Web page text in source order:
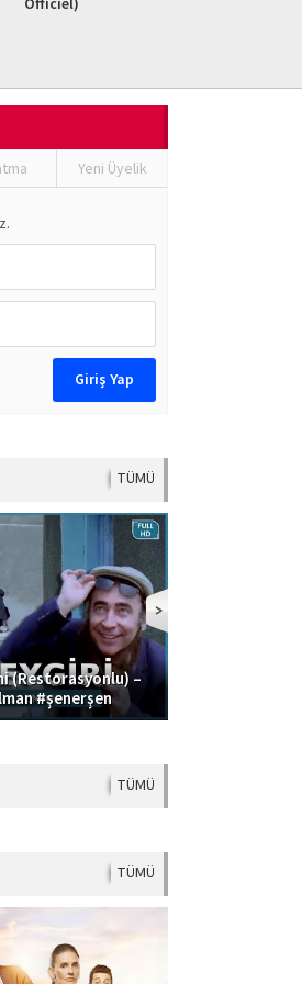
Yeni Üyelik
TÜMÜ
(Restorasyonlu) –
#şenerşen
TÜMÜ
TÜMÜ